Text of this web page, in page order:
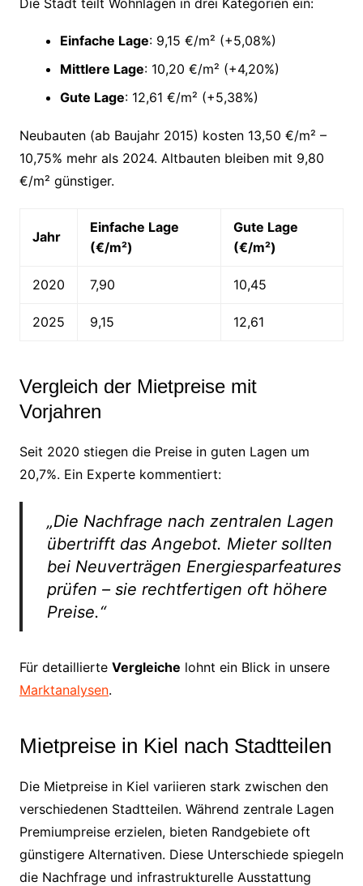
Einfache Lage: 9,15 €/m² (+5,08%)
Mittlere Lage: 10,20 €/m² (+4,20%)
Gute Lage: 12,61 €/m² (+5,38%)
Neubauten (ab Baujahr 2015) kosten 13,50 €/m² –
10,75% mehr als 2024. Altbauten bleiben mit 9,80
€/m² günstiger.
Jahr
Einfache Lage
(€/m²)
Gute Lage
(€/m²)
2020 7,90 10,45
2025 9,15 12,61
Vergleich der Mietpreise mit
Vorjahren
Seit 2020 stiegen die Preise in guten Lagen um
20,7%. Ein Experte kommentiert:
„Die Nachfrage nach zentralen Lagen
übertrifft das Angebot. Mieter sollten
bei Neuverträgen Energiesparfeatures
prüfen – sie rechtfertigen oft höhere
Preise.“
Für detaillierte Vergleiche lohnt ein Blick in unsere
Marktanalysen.
Mietpreise in Kiel nach Stadtteilen
Die Mietpreise in Kiel variieren stark zwischen den
verschiedenen Stadtteilen. Während zentrale Lagen
Premiumpreise erzielen, bieten Randgebiete oft
günstigere Alternativen. Diese Unterschiede spiegeln
die Nachfrage und infrastrukturelle Ausstattung